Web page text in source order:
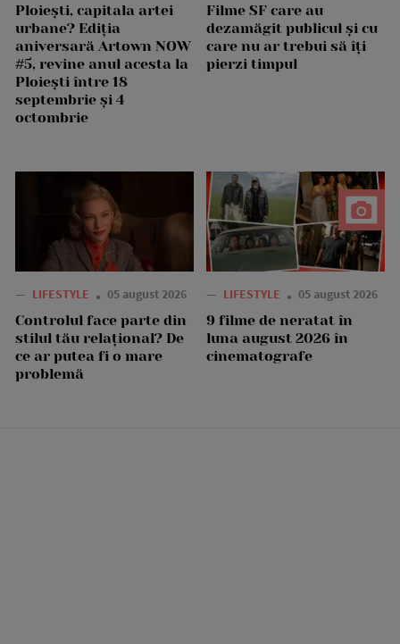
Ploiești, capitala artei
urbane? Ediția
aniversară Artown NOW
#5, revine anul acesta la
Ploiești între 18
septembrie și 4
octombrie
Filme SF care au
dezamăgit publicul și cu
care nu ar trebui să îți
pierzi timpul
— LIFESTYLE 05 august 2026
Controlul face parte din
stilul tău relațional? De
ce ar putea fi o mare
problemă
— LIFESTYLE 05 august 2026
9 filme de neratat în
luna august 2026 în
cinematografe